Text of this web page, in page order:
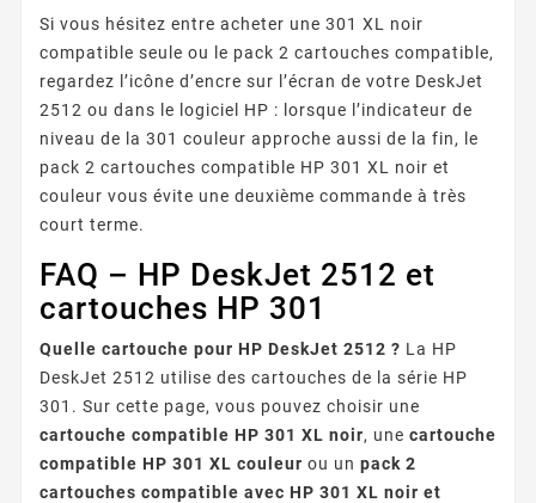
Si vous hésitez entre acheter une 301 XL noir
compatible seule ou le pack 2 cartouches compatible,
regardez l’icône d’encre sur l’écran de votre DeskJet
2512 ou dans le logiciel HP : lorsque l’indicateur de
niveau de la 301 couleur approche aussi de la fin, le
pack 2 cartouches compatible HP 301 XL noir et
couleur vous évite une deuxième commande à très
court terme.
FAQ – HP DeskJet 2512 et
cartouches HP 301
Quelle cartouche pour HP DeskJet 2512 ? La HP
DeskJet 2512 utilise des cartouches de la série HP
301. Sur cette page, vous pouvez choisir une
cartouche compatible HP 301 XL noir, une cartouche
compatible HP 301 XL couleur ou un pack 2
cartouches compatible avec HP 301 XL noir et